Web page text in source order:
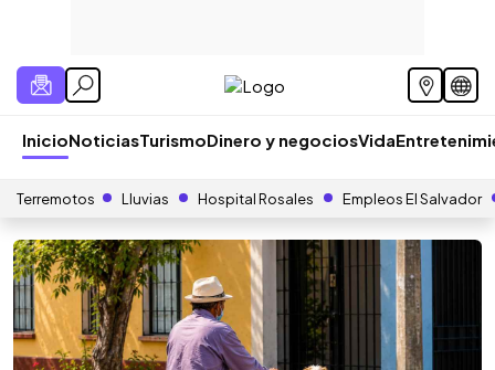
InicioNoticiasTurismoDinero y negociosVida
Terremotos Lluvias Hospital Rosales Empleos El Salvador